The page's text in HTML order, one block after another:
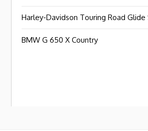
Harley-Davidson Touring Road Glide
BMW G 650 X Country